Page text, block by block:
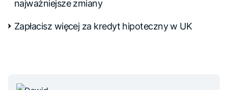
najważniejsze zmiany
Zapłacisz więcej za kredyt hipoteczny w UK